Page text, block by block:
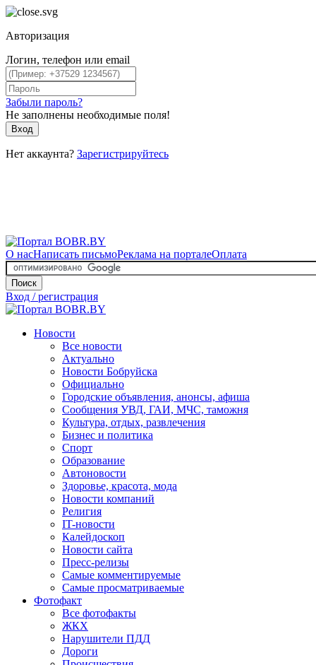
Авторизация
Логин, телефон или email
Забыли пароль?
Не заполнены необходимые поля!
Вход
Нет аккаунта? Зарегистрируйтесь
О насНаписать письмоРеклама на порталеОплата
Поиск
Вход / регистрация
Новости
Все новости
Актуально
Новости Бобруйска
Официально
Городские объявления, анонсы, афиша
Сообщения УВД, ГАИ, МЧС, таможня
Культура, отдых, развлечения
Бизнес и политика
Спорт
Образование
Автоновости
Здоровье, красота, мода
Новости компаний
Религия
IT-новости
Калейдоскоп
Новости сайта
Пресс-релизы
Самые комментируемые
Самые просматриваемые
Фотофакт
Все фотофакты
ЖКХ
Нарушители ПДД
Дороги